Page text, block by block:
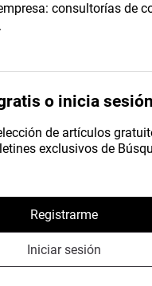
consultorías de
o inicia
de artículos
exclusivos de
Registrarme
Iniciar sesión